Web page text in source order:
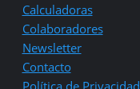
Calculadoras
Colaboradores
Newsletter
Contacto
Política de Privacidad